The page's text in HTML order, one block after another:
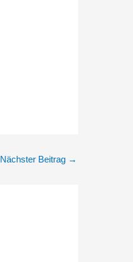
Nächster Beitrag →